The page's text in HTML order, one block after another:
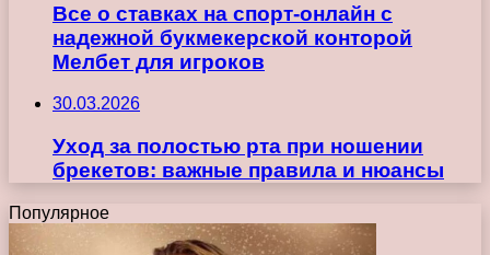
Все о ставках на спорт-онлайн с
надежной букмекерской конторой
Мелбет для игроков
30.03.2026
Уход за полостью рта при ношении
брекетов: важные правила и нюансы
Популярное